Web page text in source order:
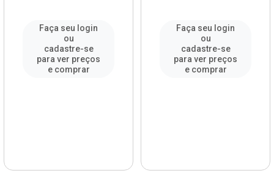
Faça seu login
ou
cadastre-se
para ver preços
e comprar
Faça seu login
ou
cadastre-se
para ver preços
e comprar